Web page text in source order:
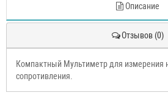
Описание
Отзывов (0)
Компактный Мультиметр для измерения
сопротивления.